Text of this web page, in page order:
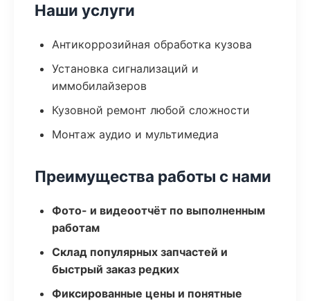
Наши услуги
Антикоррозийная обработка кузова
Установка сигнализаций и
иммобилайзеров
Кузовной ремонт любой сложности
Монтаж аудио и мультимедиа
Преимущества работы с нами
Фото- и видеоотчёт по выполненным
работам
Склад популярных запчастей и
быстрый заказ редких
Фиксированные цены и понятные